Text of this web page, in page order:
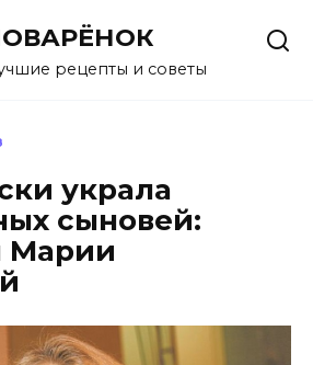
рецепты и советы
украла
сыновей:
Марии